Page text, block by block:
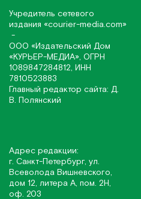
Учредитель сетевого
издания «соurier-media.com»
-
ООО «Издательский Дом
«КУРЬЕР-МЕДИА», ОГРН
1089847284812, ИНН
7810523883
Главный редактор сайта: Д.
В. Полянский
Адрес редакции:
г. Санкт-Петербург, ул.
Всеволода Вишневского,
дом 12, литера А, пом. 2Н,
оф. 203